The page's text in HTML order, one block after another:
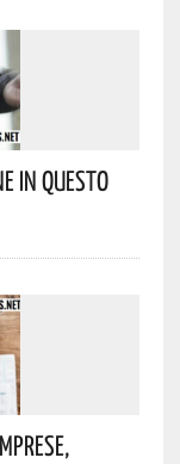
In Questo